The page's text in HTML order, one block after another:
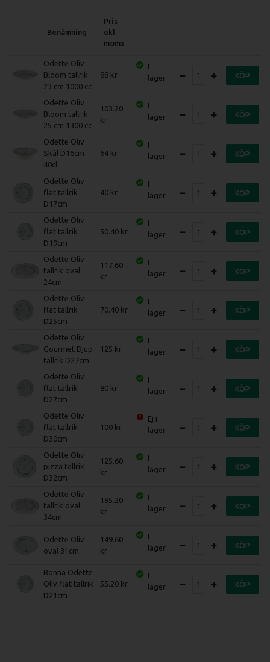
Benämning
Pris
ekl.
moms
Odette Oliv
Bloom tallrik
23 cm 1000 cc
88
I
lager
KÖP
Odette Oliv
Bloom tallrik
25 cm 1300 cc
103.20
I
lager
KÖP
Odette Oliv
Skål D16cm
40cl
64
I
lager
KÖP
Odette Oliv
flat tallrik
D17cm
40
I
lager
KÖP
Odette Oliv
flat tallrik
D19cm
50.40
I
lager
KÖP
Odette Oliv
tallrik oval
24cm
117.60
I
lager
KÖP
Odette Oliv
flat tallrik
D25cm
70.40
I
lager
KÖP
Odette Oliv
Gourmet Djup
tallrik D27cm
125
I
lager
KÖP
Odette Oliv
flat tallrik
D27cm
80
I
lager
KÖP
Odette Oliv
flat tallrik
D30cm
100
Ej i
lager
KÖP
Odette Oliv
pizza tallrik
D32cm
125.60
I
lager
KÖP
Odette Oliv
tallrik oval
34cm
195.20
I
lager
KÖP
Odette Oliv
oval 31cm
149.60
I
lager
KÖP
Bonna Odette
Oliv flat tallrik
D21cm
55.20
I
lager
KÖP